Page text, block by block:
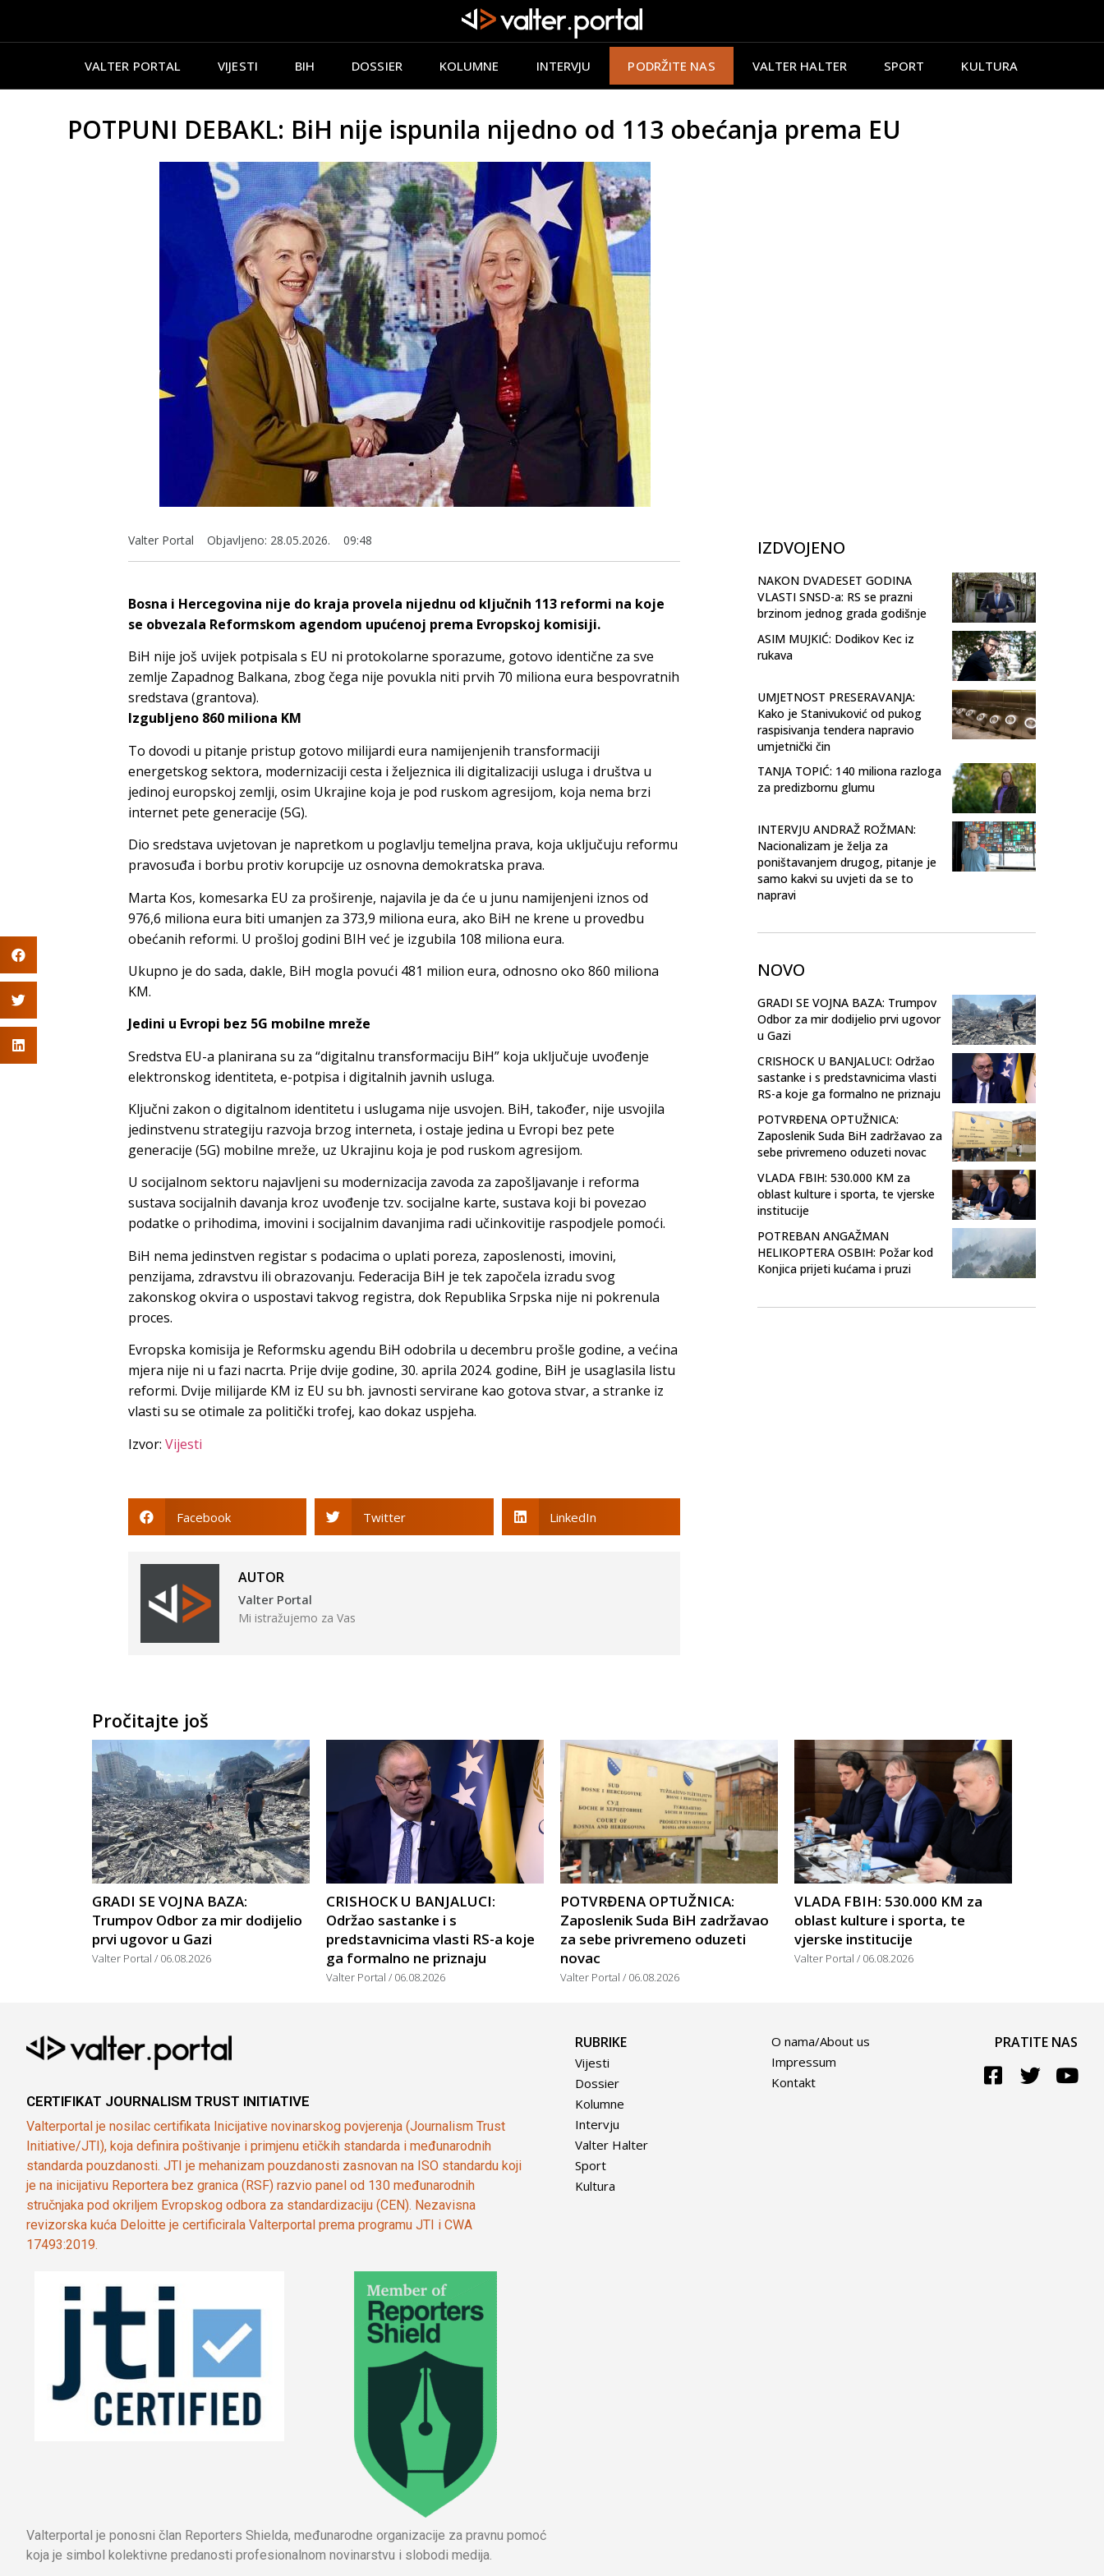
VALTER PORTAL VIJESTI BIH DOSSIER KOLUMNE INTERVJU PODRŽITE NAS VALTER HALTER SPORT KULTURA
POTPUNI DEBAKL: BiH nije ispunila nijedno od 113 obećanja prema EU
Valter Portal Objavljeno: 28.05.2026. 09:48
Bosna i Hercegovina nije do kraja provela nijednu od ključnih 113 reformi na koje
se obvezala Reformskom agendom upućenoj prema Evropskoj komisiji.
BiH nije još uvijek potpisala s EU ni protokolarne sporazume, gotovo identične za sve
zemlje Zapadnog Balkana, zbog čega nije povukla niti prvih 70 miliona eura bespovratnih
sredstava (grantova).
Izgubljeno 860 miliona KM
To dovodi u pitanje pristup gotovo milijardi eura namijenjenih transformaciji
energetskog sektora, modernizaciji cesta i željeznica ili digitalizaciji usluga i društva u
jedinoj europskoj zemlji, osim Ukrajine koja je pod ruskom agresijom, koja nema brzi
internet pete generacije (5G).
Dio sredstava uvjetovan je napretkom u poglavlju temeljna prava, koja uključuju reformu
pravosuđa i borbu protiv korupcije uz osnovna demokratska prava.
Marta Kos, komesarka EU za proširenje, najavila je da će u junu namijenjeni iznos od
976,6 miliona eura biti umanjen za 373,9 miliona eura, ako BiH ne krene u provedbu
obećanih reformi. U prošloj godini BIH već je izgubila 108 miliona eura.
Ukupno je do sada, dakle, BiH mogla povući 481 milion eura, odnosno oko 860 miliona
KM.
Jedini u Evropi bez 5G mobilne mreže
Sredstva EU-a planirana su za “digitalnu transformaciju BiH” koja uključuje uvođenje
elektronskog identiteta, e-potpisa i digitalnih javnih usluga.
Ključni zakon o digitalnom identitetu i uslugama nije usvojen. BiH, također, nije usvojila
jedinstvenu strategiju razvoja brzog interneta, i ostaje jedina u Evropi bez pete
generacije (5G) mobilne mreže, uz Ukrajinu koja je pod ruskom agresijom.
U socijalnom sektoru najavljeni su modernizacija zavoda za zapošljavanje i reforma
sustava socijalnih davanja kroz uvođenje tzv. socijalne karte, sustava koji bi povezao
podatke o prihodima, imovini i socijalnim davanjima radi učinkovitije raspodjele pomoći.
BiH nema jedinstven registar s podacima o uplati poreza, zaposlenosti, imovini,
penzijama, zdravstvu ili obrazovanju. Federacija BiH je tek započela izradu svog
zakonskog okvira o uspostavi takvog registra, dok Republika Srpska nije ni pokrenula
proces.
Evropska komisija je Reformsku agendu BiH odobrila u decembru prošle godine, a većina
mjera nije ni u fazi nacrta. Prije dvije godine, 30. aprila 2024. godine, BiH je usaglasila listu
reformi. Dvije milijarde KM iz EU su bh. javnosti servirane kao gotova stvar, a stranke iz
vlasti su se otimale za politički trofej, kao dokaz uspjeha.
Izvor: Vijesti
Facebook Twitter LinkedIn
AUTOR
Valter Portal
Mi istražujemo za Vas
IZDVOJENO
NAKON DVADESET GODINA
VLASTI SNSD-a: RS se prazni
brzinom jednog grada godišnje
ASIM MUJKIĆ: Dodikov Kec iz
rukava
UMJETNOST PRESERAVANJA:
Kako je Stanivuković od pukog
raspisivanja tendera napravio
umjetnički čin
TANJA TOPIĆ: 140 miliona razloga
za predizbornu glumu
INTERVJU ANDRAŽ ROŽMAN:
Nacionalizam je želja za
poništavanjem drugog, pitanje je
samo kakvi su uvjeti da se to
napravi
NOVO
GRADI SE VOJNA BAZA: Trumpov
Odbor za mir dodijelio prvi ugovor
u Gazi
CRISHOCK U BANJALUCI: Održao
sastanke i s predstavnicima vlasti
RS-a koje ga formalno ne priznaju
POTVRĐENA OPTUŽNICA:
Zaposlenik Suda BiH zadržavao za
sebe privremeno oduzeti novac
VLADA FBIH: 530.000 KM za
oblast kulture i sporta, te vjerske
institucije
POTREBAN ANGAŽMAN
HELIKOPTERA OSBIH: Požar kod
Konjica prijeti kućama i pruzi
Pročitajte još
GRADI SE VOJNA BAZA:
Trumpov Odbor za mir dodijelio
prvi ugovor u Gazi
Valter Portal 06.08.2026
CRISHOCK U BANJALUCI:
Održao sastanke i s
predstavnicima vlasti RS-a koje
ga formalno ne priznaju
Valter Portal 06.08.2026
POTVRĐENA OPTUŽNICA:
Zaposlenik Suda BiH zadržavao
za sebe privremeno oduzeti
novac
Valter Portal 06.08.2026
VLADA FBIH: 530.000 KM za
oblast kulture i sporta, te
vjerske institucije
Valter Portal 06.08.2026
CERTIFIKAT JOURNALISM TRUST INITIATIVE
Valterportal je nosilac certifikata Inicijative novinarskog povjerenja (Journalism Trust
Initiative/JTI), koja definira poštivanje i primjenu etičkih standarda i međunarodnih
standarda pouzdanosti. JTI je mehanizam pouzdanosti zasnovan na ISO standardu koji
je na inicijativu Reportera bez granica (RSF) razvio panel od 130 međunarodnih
stručnjaka pod okriljem Evropskog odbora za standardizaciju (CEN). Nezavisna
revizorska kuća Deloitte je certificirala Valterportal prema programu JTI i CWA
17493:2019.
Valterportal je ponosni član Reporters Shielda, međunarodne organizacije za pravnu pomoć
koja je simbol kolektivne predanosti profesionalnom novinarstvu i slobodi medija.
RUBRIKE
Vijesti
Dossier
Kolumne
Intervju
Valter Halter
Sport
Kultura
O nama/About us
Impressum
Kontakt
PRATITE NAS